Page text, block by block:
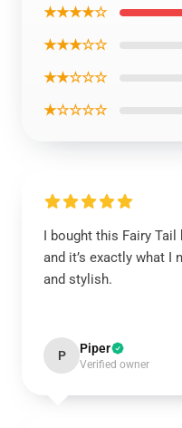
★★★★☆
★★★☆☆
★★☆☆☆
★☆☆☆☆
I bought this Fairy
and it’s exactly what I
and stylish.
P Piper
Verified owner